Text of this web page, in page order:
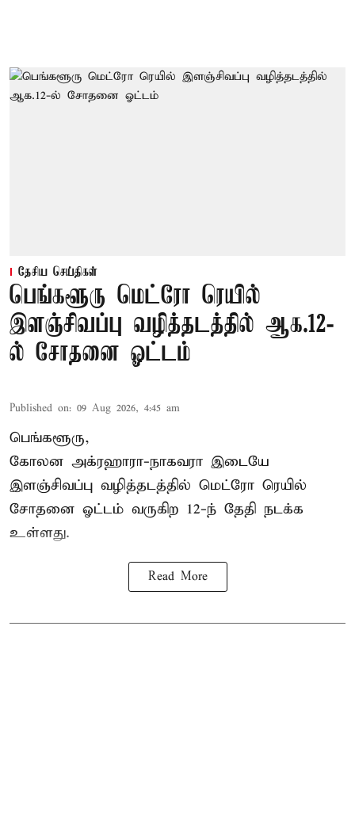
தேசிய செய்திகள்
பெங்களூரு மெட்ரோ ரெயில்
இளஞ்சிவப்பு வழித்தடத்தில் ஆக.12-
ல் சோதனை ஓட்டம்
Published on: 09 Aug 2026, 4:45 am
பெங்களூரு,
கோலன அக்ரஹாரா-நாகவரா இடையே
இளஞ்சிவப்பு வழித்தடத்தில் மெட்ரோ ரெயில்
சோதனை ஓட்டம் வருகிற 12-ந் தேதி நடக்க
உள்ளது.
Read More